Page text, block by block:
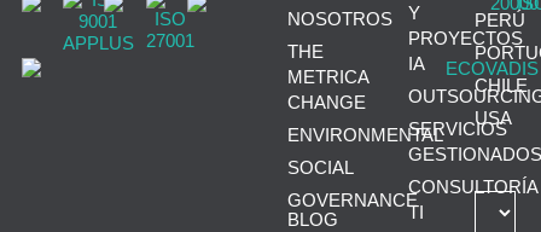
NOSOTROS
THE
METRICA
CHANGE
ENVIRONMENTAL
SOCIAL
GOVERNANCE
BLOG
Y
PROYECTOS
IA
SERVICIOS
GESTIONADOS
CONSULTORÍA
TI
PERÚ
CHILE
USA